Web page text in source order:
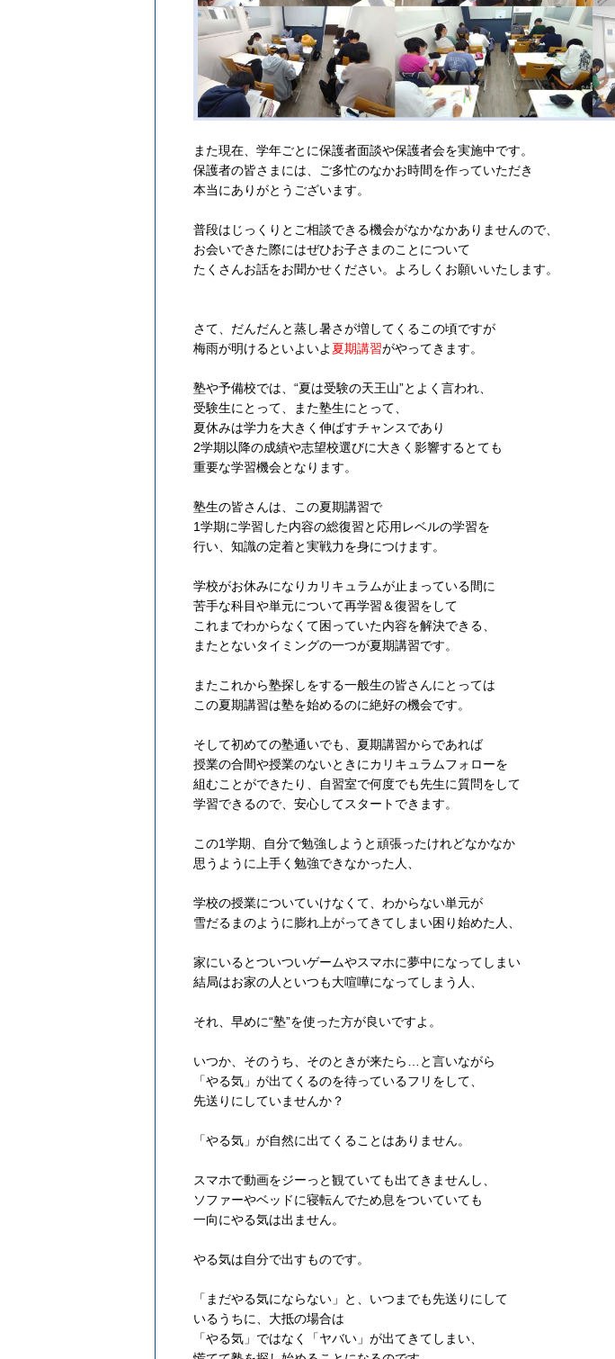
また現在、学年ごとに保護者面談や保護者会を実施中です。
保護者の皆さまには、ご多忙のなかお時間を作っていただき
本当にありがとうございます。
普段はじっくりとご相談できる機会がなかなかありませんので、
お会いできた際にはぜひお子さまのことについて
たくさんお話をお聞かせください。よろしくお願いいたします。
さて、だんだんと蒸し暑さが増してくるこの頃ですが
梅雨が明けるといよいよ 夏期講習がやってきます。
塾や予備校では、“夏は受験の天王山”とよく言われ、
受験生にとって、また塾生にとって、
夏休みは学力を大きく伸ばすチャンスであり
2学期以降の成績や志望校選びに大きく影響するとても
重要な学習機会となります。
塾生の皆さんは、この夏期講習で
1学期に学習した内容の総復習と応用レベルの学習を
行い、知識の定着と実戦力を身につけます。
学校がお休みになりカリキュラムが止まっている間に
苦手な科目や単元について再学習＆復習をして
これまでわからなくて困っていた内容を解決できる、
またとないタイミングの一つが夏期講習です。
またこれから塾探しをする一般生の皆さんにとっては
この夏期講習は塾を始めるのに絶好の機会です。
そして初めての塾通いでも、夏期講習からであれば
授業の合間や授業のないときにカリキュラムフォローを
組むことができたり、自習室で何度でも先生に質問をして
学習できるので、安心してスタートできます。
この1学期、自分で勉強しようと頑張ったけれどなかなか
思うように上手く勉強できなかった人、
学校の授業についていけなくて、わからない単元が
雪だるまのように膨れ上がってきてしまい困り始めた人、
家にいるとついついゲームやスマホに夢中になってしまい
結局はお家の人といつも大喧嘩になってしまう人、
それ、早めに“塾”を使った方が良いですよ。
いつか、そのうち、そのときが来たら…と言いながら
「やる気」が出てくるのを待っているフリをして、
先送りにしていませんか？
「やる気」が自然に出てくることはありません。
スマホで動画をジーっと観ていても出てきませんし、
ソファーやベッドに寝転んでため息をついていても
一向にやる気は出ません。
やる気は自分で出すものです。
「まだやる気にならない」と、いつまでも先送りにして
いるうちに、大抵の場合は
「やる気」ではなく「ヤバい」が出てきてしまい、